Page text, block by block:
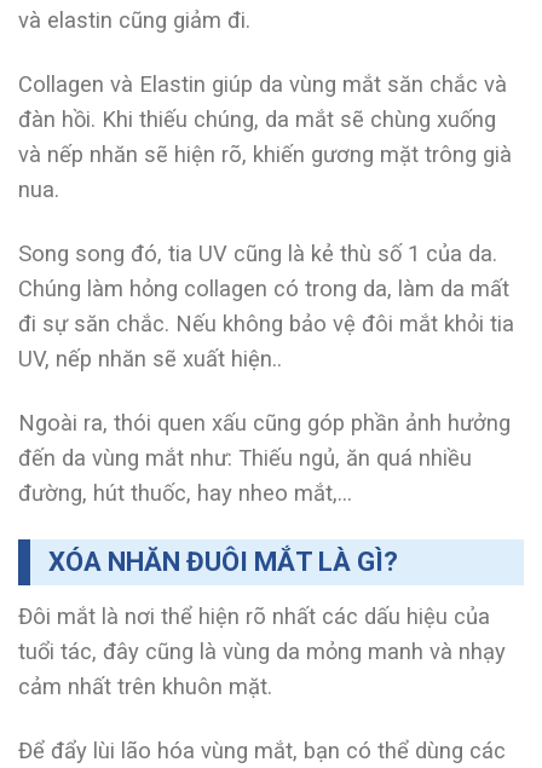
và elastin cũng giảm đi.
Collagen và Elastin giúp da vùng mắt săn chắc và
đàn hồi. Khi thiếu chúng, da mắt sẽ chùng xuống
và nếp nhăn sẽ hiện rõ, khiến gương mặt trông già
nua.
Song song đó, tia UV cũng là kẻ thù số 1 của da.
Chúng làm hỏng collagen có trong da, làm da mất
đi sự săn chắc. Nếu không bảo vệ đôi mắt khỏi tia
UV, nếp nhăn sẽ xuất hiện..
Ngoài ra, thói quen xấu cũng góp phần ảnh hưởng
đến da vùng mắt như: Thiếu ngủ, ăn quá nhiều
đường, hút thuốc, hay nheo mắt,…
XÓA NHĂN ĐUÔI MẮT LÀ GÌ?
Đôi mắt là nơi thể hiện rõ nhất các dấu hiệu của
tuổi tác, đây cũng là vùng da mỏng manh và nhạy
cảm nhất trên khuôn mặt.
Để đẩy lùi lão hóa vùng mắt, bạn có thể dùng các